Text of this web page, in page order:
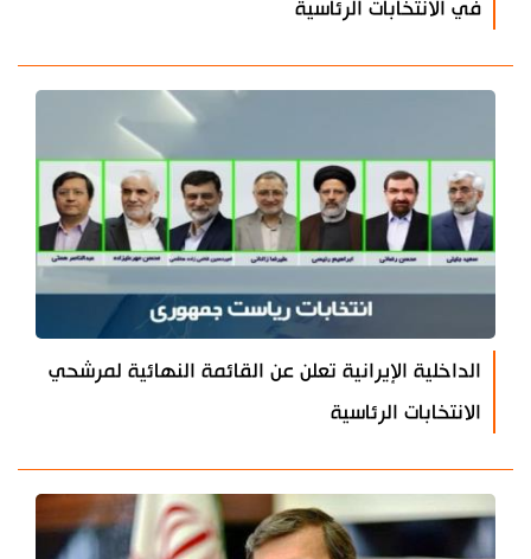
في الانتخابات الرئاسية
الداخلية الإيرانية تعلن عن القائمة النهائية لمرشحي
الانتخابات الرئاسية